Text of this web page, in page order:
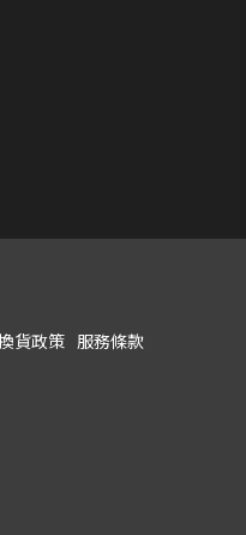
貨政策 服務條款